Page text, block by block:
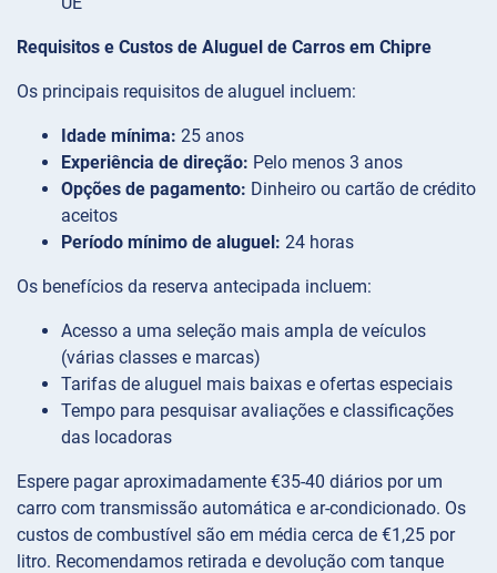
Requisitos e Custos de Aluguel de Carros em Chipre
Os principais requisitos de aluguel incluem:
Idade mínima: 25 anos
Experiência de direção: Pelo menos 3 anos
Opções de pagamento: Dinheiro ou cartão de crédito
aceitos
Período mínimo de aluguel: 24 horas
Os benefícios da reserva antecipada incluem:
Acesso a uma seleção mais ampla de veículos
(várias classes e marcas)
Tarifas de aluguel mais baixas e ofertas especiais
Tempo para pesquisar avaliações e classificações
das locadoras
Espere pagar aproximadamente €35-40 diários por um
carro com transmissão automática e ar-condicionado. Os
custos de combustível são em média cerca de €1,25 por
litro. Recomendamos retirada e devolução com tanque